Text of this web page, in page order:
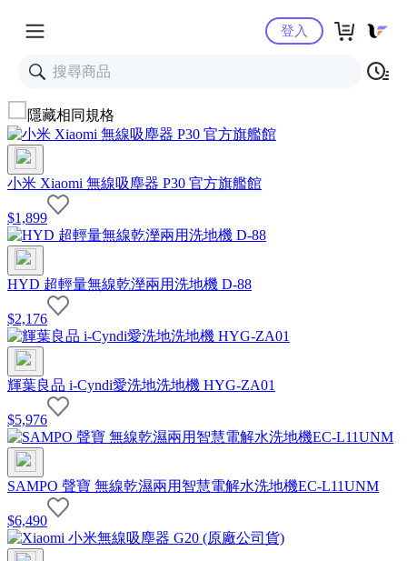
Yahoo購物中心
登入
隱藏相同規格
小米 Xiaomi 無線吸塵器 P30 官方旗艦館
$1,899
HYD 超輕量無線乾溼兩用洗地機 D-88
$2,176
輝葉良品 i-Cyndi愛洗地洗地機 HYG-ZA01
$5,976
SAMPO 聲寶 無線乾濕兩⽤智慧電解⽔洗地機EC-L11UNM
$6,490